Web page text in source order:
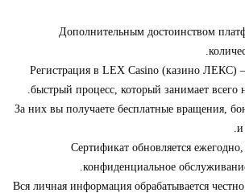
Дополнительным достоинством
Регистрация в LEX Casino (казино ЛЕКС)
быстрый процесс, который занимает всего
За них вы получаете бесплатные вращения,
и
Сертификат обновляется
конфиденциальное
Вся личная информация обрабатывается